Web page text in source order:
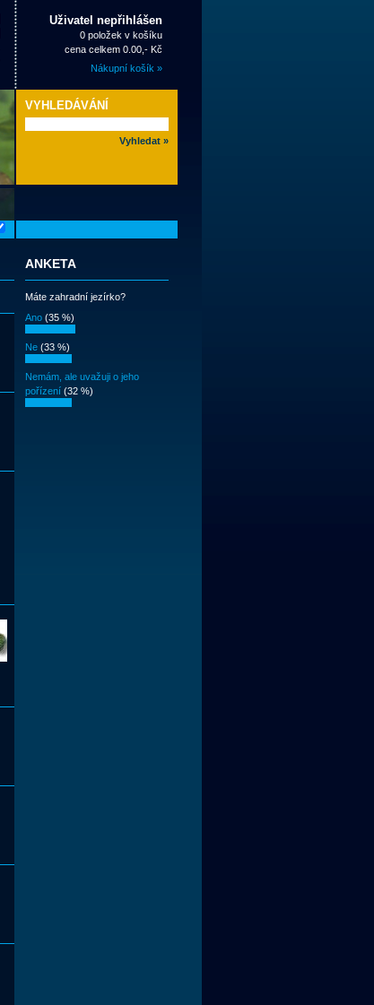
Uživatel nepřihlášen
0 položek v košíku
cena celkem 0.00,- Kč
Nákupní košík »
VYHLEDÁVÁNÍ
ANKETA
Máte zahradní jezírko?
Ano (35 %)
Ne (33 %)
Nemám, ale uvažuji o jeho
pořízení (32 %)